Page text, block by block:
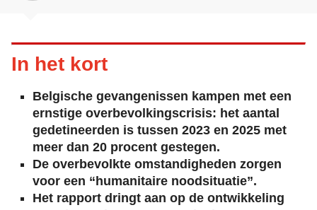
In het kort
Belgische gevangenissen kampen met een
ernstige overbevolkingscrisis: het aantal
gedetineerden is tussen 2023 en 2025 met
meer dan 20 procent gestegen.
De overbevolkte omstandigheden zorgen
voor een “humanitaire noodsituatie”.
Het rapport dringt aan op de ontwikkeling